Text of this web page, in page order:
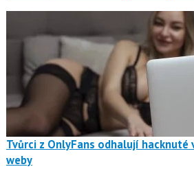
Tvůrci z OnlyFans odhalují
weby